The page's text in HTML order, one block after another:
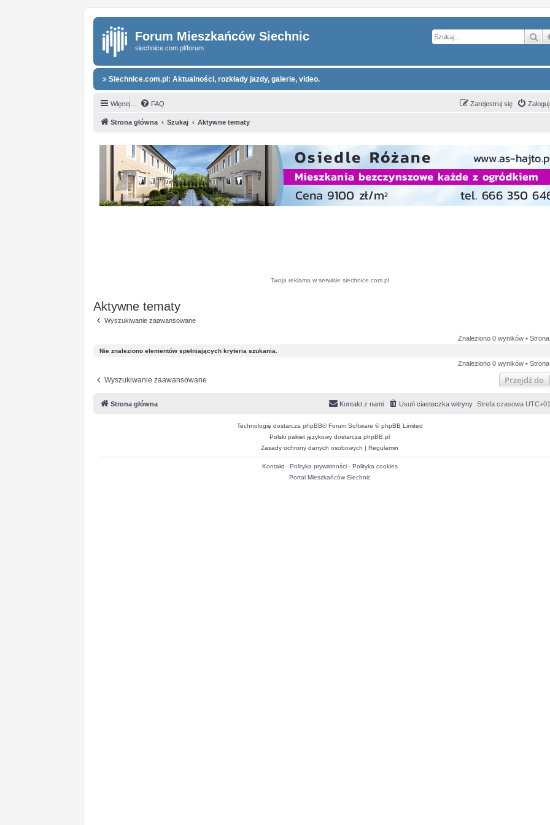
Forum Mieszkańców Siechnic
siechnice.com.pl/forum
Siechnice.com.pl: Aktualności, rozkłady jazdy, galerie, video.
Więcej… FAQ Zarejestruj się
Strona główna Szukaj Aktywne tematy
Twoja reklama w serwisie siechnice.com.pl
Aktywne tematy
Wyszukiwanie zaawansowane
Znaleziono 0 wyników • Strona
Nie znaleziono elementów spełniających kryteria szukania.
Znaleziono 0 wyników • Strona
Wyszukiwanie zaawansowane Przejdź do
Strona główna Strefa czasowa
Usuń ciasteczka witryny
Kontakt z nami
Technologię dostarcza phpBB® Forum Software © phpBB Limited
Polski pakiet językowy dostarcza phpBB.pl
Zasady ochrony danych osobowych | Regulamin
Kontakt· Polityka prywatności· Polityka cookies
Portal Mieszkańców Siechnic